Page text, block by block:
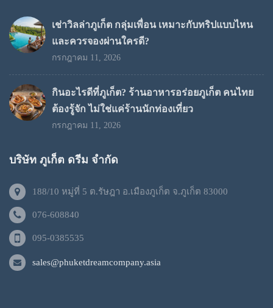
เช่าวิลล่าภูเก็ต กลุ่มเพื่อน เหมาะกับทริปแบบไหน
และควรจองผ่านใครดี?
กรกฎาคม 11, 2026
กินอะไรดีที่ภูเก็ต? ร้านอาหารอร่อยภูเก็ต คนไทย
ต้องรู้จัก ไม่ใช่แค่ร้านนักท่องเที่ยว
กรกฎาคม 11, 2026
บริษัท ภูเก็ต ดรีม จำกัด
188/10 หมู่ที่ 5 ต.รัษฎา อ.เมืองภูเก็ต จ.ภูเก็ต 83000
076-608840
095-0385535
sales@phuketdreamcompany.asia